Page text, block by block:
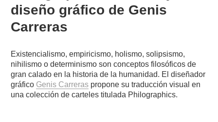
diseño gráfico de Genis
Carreras
Existencialismo, empiricismo, holismo, solipsismo,
nihilismo o determinismo son conceptos filosóficos de
gran calado en la historia de la humanidad. El diseñador
gráfico Genis Carreras propone su traducción visual en
una colección de carteles titulada Philographics.